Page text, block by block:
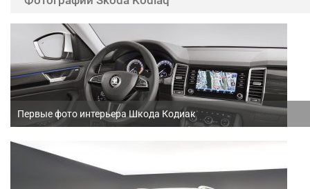
Первые фото интерьера Шкода Кодиак